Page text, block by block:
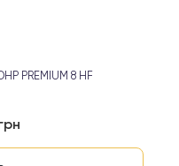
PREMIUM 8 HF